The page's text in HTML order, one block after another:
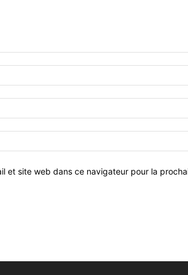
et site web dans ce navigateur pour la